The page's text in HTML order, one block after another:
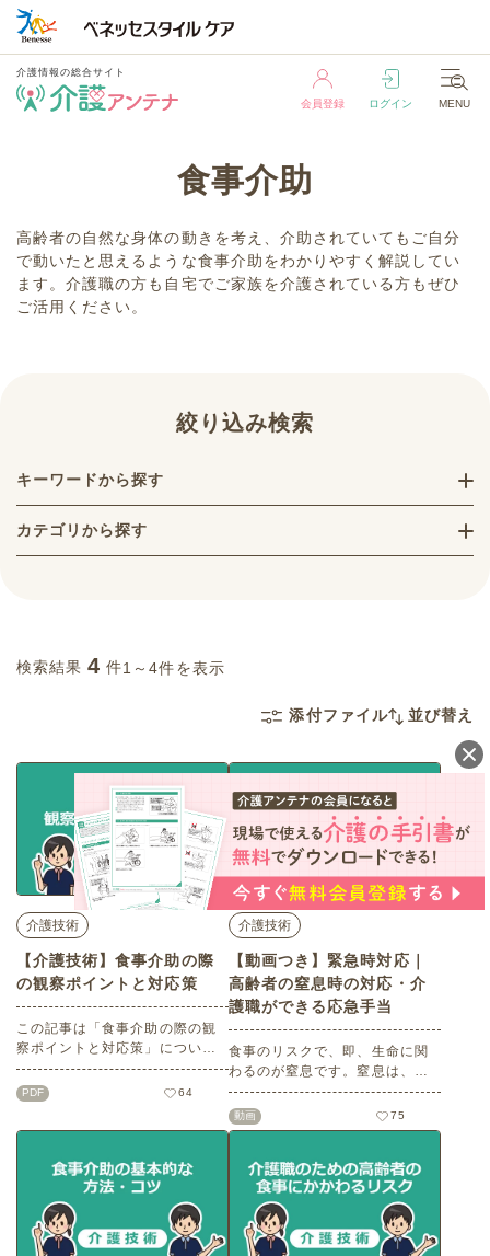
介護情報の総合サイト
会員登録 ログイン MENU
会員登録
食事介助
高齢者の自然な身体の動きを考え、介助されていてもご自分
で動いたと思えるような食事介助をわかりやすく解説してい
ます。介護職の方も自宅でご家族を介護されている方もぜひ
ご活用ください。
絞り込み検索
キーワードから探す
カテゴリから探す
検索結果 4 件1～4件を表示
添付ファイル 並び替え
介護技術
【介護技術】食事介助の際
の観察ポイントと対応策
この記事は「食事介助の際の観
察ポイントと対応策」について
わかりやすくご紹介します。食
べ物を認知して、お腹に入るま
観察すべきポイントとその対応
の内容は2021年3月時点の情報
をもとに作成しています。
PDF 64
介護技術
【動画つき】緊急時対応｜
高齢者の窒息時の対応・介
護職ができる応急手当
食事のリスクで、即、生命に関
わるのが窒息です。窒息は、救
命までの時間がわずかしかな
く、素早い判断と行動が何より
重要です。この記事では緊急時
応」についてわかりやすくご紹
介します。※無料会員登録をす
ると動画が閲覧できます※
動画 75